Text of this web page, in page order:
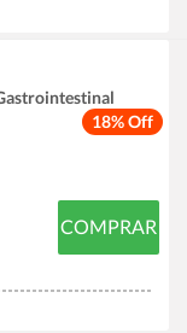
18% Off
COMPRAR